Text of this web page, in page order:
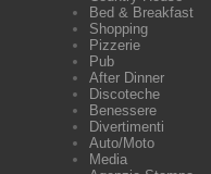
Bed & Breakfast
Shopping
Pizzerie
Pub
After Dinner
Discoteche
Benessere
Divertimenti
Auto/Moto
Media